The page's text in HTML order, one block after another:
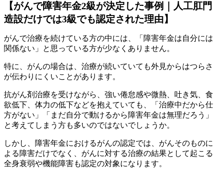
【がんで障害年金2級が決定した事例｜人工肛門
造設だけでは3級でも認定された理由】
がんで治療を続けている方の中には、「障害年金は自分には
関係ない」と思っている方が少なくありません。
特に、がんの場合は、治療が続いていても外見からはつらさ
が伝わりにくいことがあります。
抗がん剤治療を受けながら、強い倦怠感や微熱、吐き気、食
欲低下、体力の低下などを抱えていても、「治療中だから仕
方がない」「まだ自分で動けるから障害年金は無理だろう」
と考えてしまう方も多いのではないでしょうか。
しかし、障害年金におけるがんの認定では、がんそのものに
よる障害だけでなく、がんに対する治療の結果として起こる
全身衰弱や機能障害も認定の対象になります。